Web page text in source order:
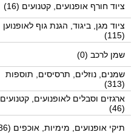
ציוד חורף אופנועים, קטנועים (16)
ציוד מגן, ביגוד, הגנת גוף לאופנוען
(115)
שמן לרכב (0)
שמנים, נוזלים, תרסיסים, תוספות
(313)
ארגזים וסבלים לאופנועים, קטנועים
(46)
תיקי אופנועים, מימיות, אוכפים (36)